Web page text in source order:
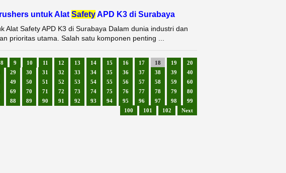
untuk Alat SafetyAPD K3 di Surabaya
Alat Safety APD K3 di Surabaya Dalam dunia industri dan
prioritas utama. Salah satu komponen penting ...
8 9 10 11 12 13 14 15 16 17 18 19
20
29 30 31 32 33 34 35 36 37 38 39
40
49 50 51 52 53 54 55 56 57 58 59
60
69 70 71 72 73 74 75 76 77 78 79
80
88 89 90 91 92 93 94 95 96 97 98
99
100
101 102 Next